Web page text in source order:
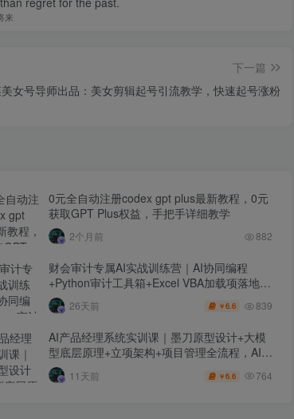
来
下一篇
女号导师出品：美女剪辑起号引流教学，快速起号涨粉
0元全自动注册codex gpt plus最新教程，0元
获取GPT Plus权益，手把手详细教学
2个月前 882
财会审计专属AI实战训练营｜AI协同编程
+Python审计工具箱+Excel VBA加载项落地
（更新0710）
26天前 ￥6.6 839
AI产品经理系统实训课｜墨刀原型设计+大模
型底层原理+立项架构+项目管理全流程，AI产
品落地实战教程
11天前 ￥6.6 764